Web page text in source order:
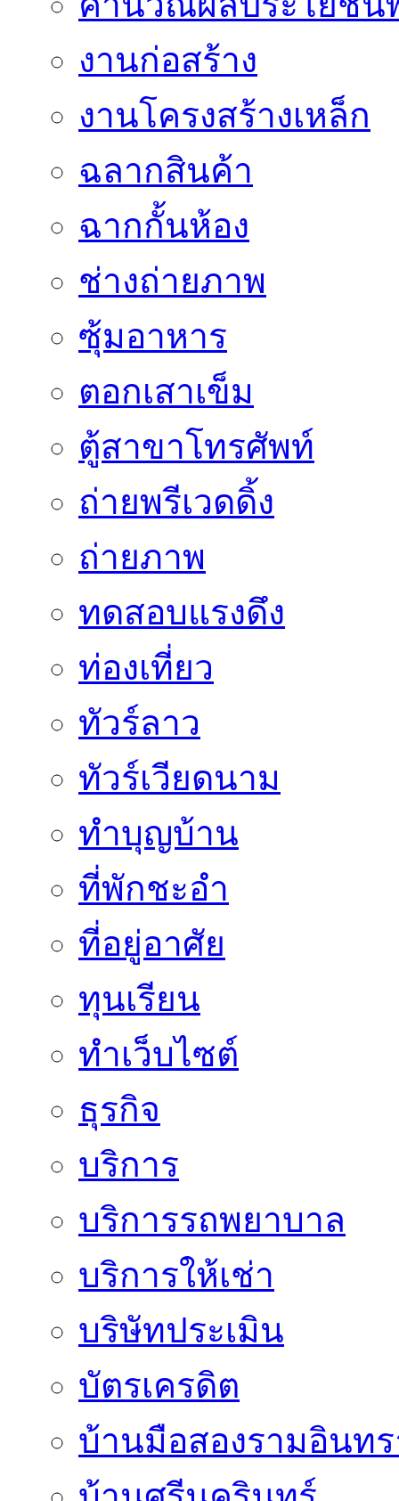
งานก่อสร้าง
งานโครงสร้างเหล็ก
ฉลากสินค้า
ฉากกั้นห้อง
ช่างถ่ายภาพ
ซุ้มอาหาร
ตอกเสาเข็ม
ตู้สาขาโทรศัพท์
ถ่ายพรีเวดดิ้ง
ถ่ายภาพ
ทดสอบแรงดึง
ท่องเที่ยว
ทัวร์ลาว
ทัวร์เวียดนาม
ทำบุญบ้าน
ที่พักชะอำ
ที่อยู่อาศัย
ทุนเรียน
ทําเว็บไซต์
ธุรกิจ
บริการ
บริการรถพยาบาล
บริการให้เช่า
บริษัทประเมิน
บัตรเครดิต
บ้านมือสองรามอินท